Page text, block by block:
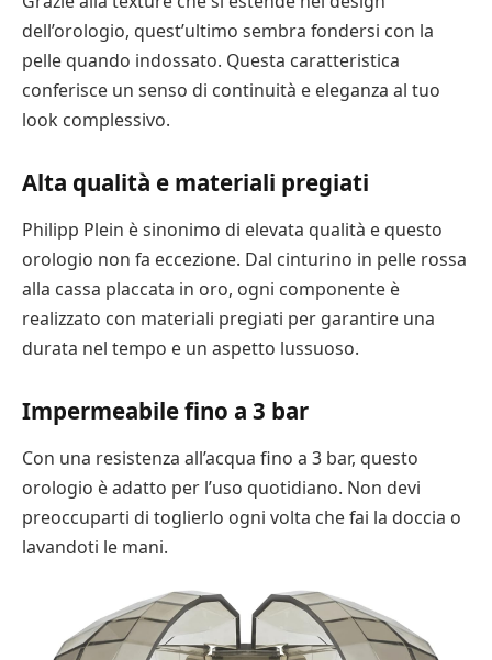
dell’orologio, quest’ultimo sembra fondersi con la
pelle quando indossato. Questa caratteristica
conferisce un senso di continuità e eleganza al tuo
look complessivo.
Alta qualità e materiali pregiati
Philipp Plein è sinonimo di elevata qualità e questo
orologio non fa eccezione. Dal cinturino in pelle rossa
alla cassa placcata in oro, ogni componente è
realizzato con materiali pregiati per garantire una
durata nel tempo e un aspetto lussuoso.
Impermeabile fino a 3 bar
Con una resistenza all’acqua fino a 3 bar, questo
orologio è adatto per l’uso quotidiano. Non devi
preoccuparti di toglierlo ogni volta che fai la doccia o
lavandoti le mani.